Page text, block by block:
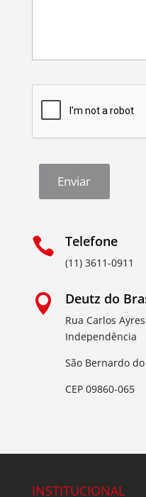
Enviar
 Telefone
(11) 3611-0911
 Deutz do
Rua Carlos
Independência
São Bernardo do
CEP 09860-065
INSTITUCIONAL